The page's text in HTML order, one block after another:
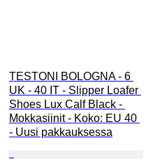
TESTONI BOLOGNA - 6
UK - 40 IT - Slipper Loafer
Shoes Lux Calf Black -
Mokkasiinit - Koko: EU 40
- Uusi pakkauksessa